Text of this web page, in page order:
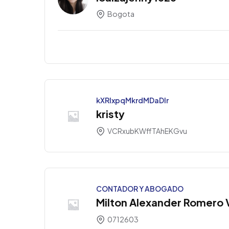
Bogota
kXRlxpqMkrdMDaDIr
kristy
VCRxubKWffTAhEKGvu
CONTADOR Y ABOGADO
Milton Alexander Romero
0712603